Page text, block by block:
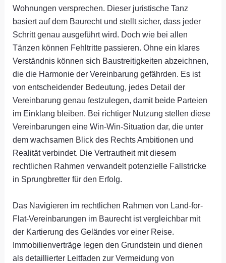
Wohnungen versprechen. Dieser juristische Tanz
basiert auf dem Baurecht und stellt sicher, dass jeder
Schritt genau ausgeführt wird. Doch wie bei allen
Tänzen können Fehltritte passieren. Ohne ein klares
Verständnis können sich Baustreitigkeiten abzeichnen,
die die Harmonie der Vereinbarung gefährden. Es ist
von entscheidender Bedeutung, jedes Detail der
Vereinbarung genau festzulegen, damit beide Parteien
im Einklang bleiben. Bei richtiger Nutzung stellen diese
Vereinbarungen eine Win-Win-Situation dar, die unter
dem wachsamen Blick des Rechts Ambitionen und
Realität verbindet. Die Vertrautheit mit diesem
rechtlichen Rahmen verwandelt potenzielle Fallstricke
in Sprungbretter für den Erfolg.
Das Navigieren im rechtlichen Rahmen von Land-for-
Flat-Vereinbarungen im Baurecht ist vergleichbar mit
der Kartierung des Geländes vor einer Reise.
Immobilienverträge legen den Grundstein und dienen
als detaillierter Leitfaden zur Vermeidung von